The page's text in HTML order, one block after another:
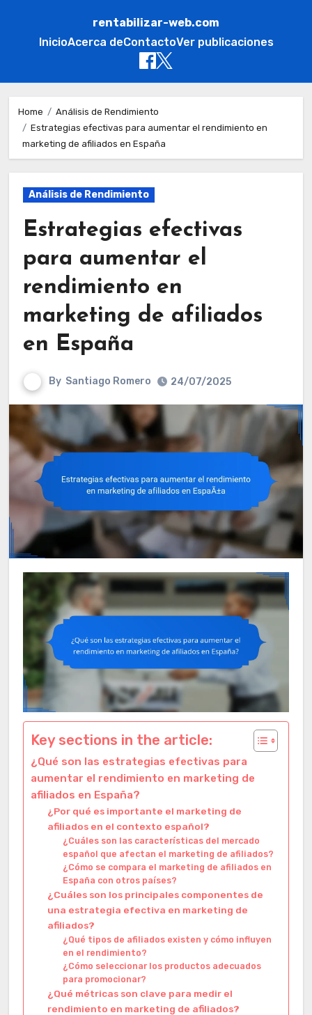
rentabilizar-web.com
InicioAcerca deContactoVer publicaciones
content
Home
Análisis de Rendimiento
Estrategias efectivas para aumentar el rendimiento en
marketing de afiliados en España
Análisis de Rendimiento
Estrategias efectivas
para aumentar el
rendimiento en
marketing de afiliados
en España
By Santiago Romero 24/07/2025
Key sections in the article:
¿Qué son las estrategias efectivas para
aumentar el rendimiento en marketing de
afiliados en España?
¿Por qué es importante el marketing de
afiliados en el contexto español?
¿Cuáles son las características del mercado
español que afectan el marketing de afiliados?
¿Cómo se compara el marketing de afiliados en
España con otros países?
¿Cuáles son los principales componentes de
una estrategia efectiva en marketing de
afiliados?
¿Qué tipos de afiliados existen y cómo influyen
en el rendimiento?
¿Cómo seleccionar los productos adecuados
para promocionar?
¿Qué métricas son clave para medir el
rendimiento en marketing de afiliados?